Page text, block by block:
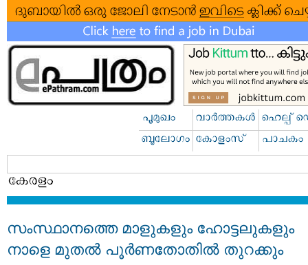
സംസ്ഥാനത്തെ മാളുകളും ഹോട്ടലുകളും
നാളെ മുതല്‍ പൂര്‍ണതോതില്‍ തുറക്കും